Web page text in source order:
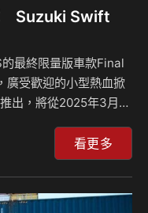
Suzuki Swift
最終限量版車款Final
廣受歡迎的小型熱血掀
出，將從2025年3月生
置保持不變，展現出經
ZC33S Final
加入了一些特別的視
黑色進氣格柵、專屬的
看更多